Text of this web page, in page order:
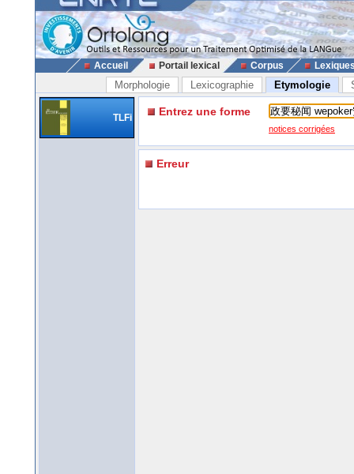
Accueil Portail lexical Corpus
Morphologie Lexicographie Etymologie
TLFi Entrez une forme
notices corrigées
Erreur